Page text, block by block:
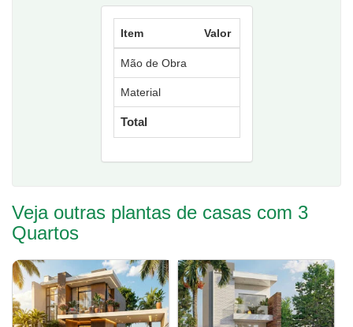
Item Valor
Mão de Obra
Material
Total
Veja outras plantas de casas com 3
Quartos